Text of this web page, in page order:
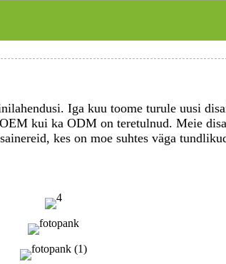
Iga kuu toome turule uusi
kui ka ODM on teretulnud. Meie
kes on moe suhtes väga